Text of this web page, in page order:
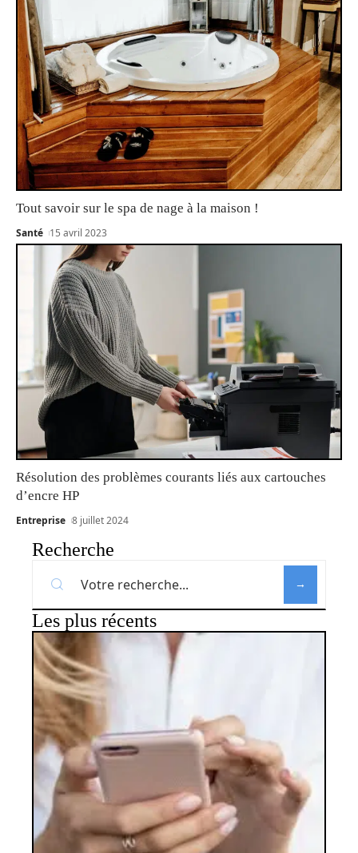
Tout savoir sur le spa de nage à la maison !
Santé 15 avril 2023
Résolution des problèmes courants liés aux cartouches
d’encre HP
Entreprise 8 juillet 2024
Recherche
Les plus récents